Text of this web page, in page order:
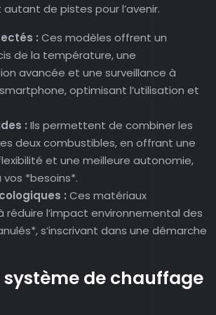
de pistes pour l’avenir.
: Ces modèles offrent un
de la température, une
avancée et une surveillance à
optimisant l’utilisation et
: Ils permettent de combiner les
deux combustibles, en offrant une
et une meilleure autonomie,
*besoins*.
: Ces matériaux
réduire l’impact environnemental des
s’inscrivant dans une démarche
système de chauffage